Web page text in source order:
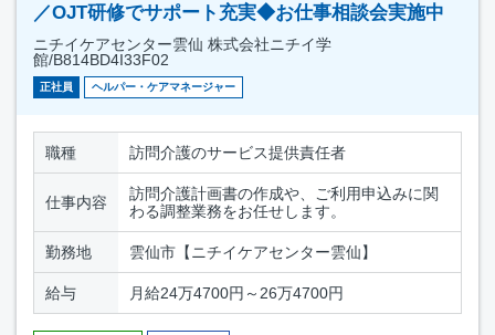
／OJT研修でサポート充実◆お仕事相談会実施中
ニチイケアセンター雲仙 株式会社ニチイ学
館/B814BD4I33F02
正社員 ヘルパー・ケアマネージャー
職種 訪問介護のサービス提供責任者
仕事内容
訪問介護計画書の作成や、ご利用申込みに関
わる調整業務をお任せします。
勤務地 雲仙市【ニチイケアセンター雲仙】
給与 月給24万4700円～26万4700円